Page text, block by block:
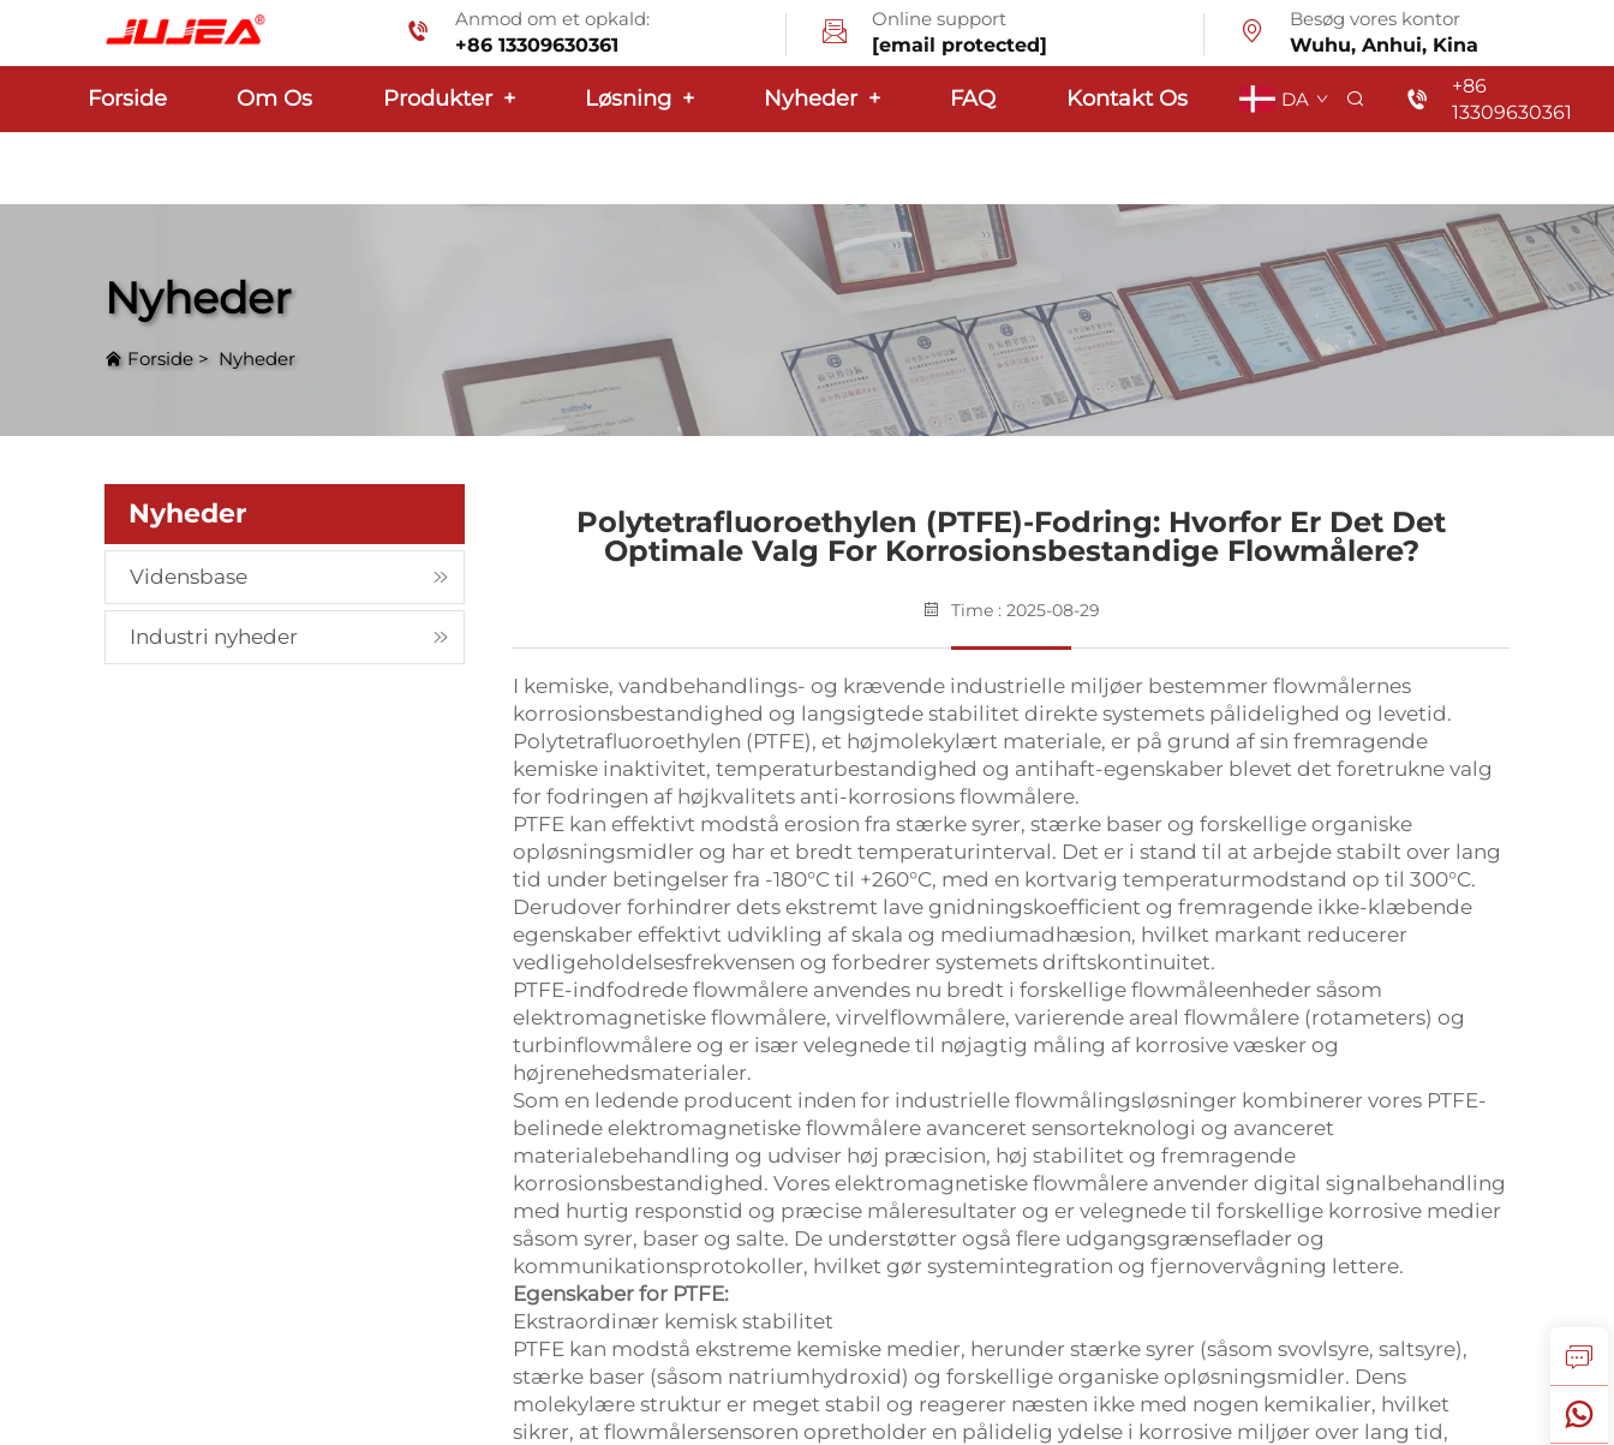
Anmod om et opkald:
+86 13309630361
Online support
[email protected]
Besøg vores kontor
Wuhu, Anhui, Kina
Forside Om Os Produkter + Løsning + Nyheder + FAQ Kontakt Os DA
+86
13309630361
Nyheder
Forside > Nyheder
Nyheder
Vidensbase
Industri nyheder
Polytetrafluoroethylen (PTFE)-Fodring: Hvorfor Er Det Det
Optimale Valg For Korrosionsbestandige Flowmålere?
Time : 2025-08-29
I kemiske, vandbehandlings- og krævende industrielle miljøer bestemmer flowmålernes
korrosionsbestandighed og langsigtede stabilitet direkte systemets pålidelighed og levetid.
Polytetrafluoroethylen (PTFE), et højmolekylært materiale, er på grund af sin fremragende
kemiske inaktivitet, temperaturbestandighed og antihaft-egenskaber blevet det foretrukne valg
for fodringen af højkvalitets anti-korrosions flowmålere.
PTFE kan effektivt modstå erosion fra stærke syrer, stærke baser og forskellige organiske
opløsningsmidler og har et bredt temperaturinterval. Det er i stand til at arbejde stabilt over lang
tid under betingelser fra -180°C til +260°C, med en kortvarig temperaturmodstand op til 300°C.
Derudover forhindrer dets ekstremt lave gnidningskoefficient og fremragende ikke-klæbende
egenskaber effektivt udvikling af skala og mediumadhæsion, hvilket markant reducerer
vedligeholdelsesfrekvensen og forbedrer systemets driftskontinuitet.
PTFE-indfodrede flowmålere anvendes nu bredt i forskellige flowmåleenheder såsom
elektromagnetiske flowmålere, virvelflowmålere, varierende areal flowmålere (rotameters) og
turbinflowmålere og er især velegnede til nøjagtig måling af korrosive væsker og
højrenehedsmaterialer.
Som en ledende producent inden for industrielle flowmålingsløsninger kombinerer vores PTFE-
belinede elektromagnetiske flowmålere avanceret sensorteknologi og avanceret
materialebehandling og udviser høj præcision, høj stabilitet og fremragende
korrosionsbestandighed. Vores elektromagnetiske flowmålere anvender digital signalbehandling
med hurtig responstid og præcise måleresultater og er velegnede til forskellige korrosive medier
såsom syrer, baser og salte. De understøtter også flere udgangsgrænseflader og
kommunikationsprotokoller, hvilket gør systemintegration og fjernovervågning lettere.
Egenskaber for PTFE:
Ekstraordinær kemisk stabilitet
PTFE kan modstå ekstreme kemiske medier, herunder stærke syrer (såsom svovlsyre, saltsyre),
stærke baser (såsom natriumhydroxid) og forskellige organiske opløsningsmidler. Dens
molekylære struktur er meget stabil og reagerer næsten ikke med nogen kemikalier, hvilket
sikrer, at flowmålersensoren opretholder en pålidelig ydelse i korrosive miljøer over lang tid,